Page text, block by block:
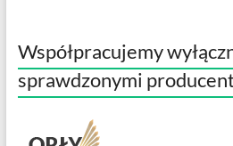
Współpracujemy
sprawdzonymi